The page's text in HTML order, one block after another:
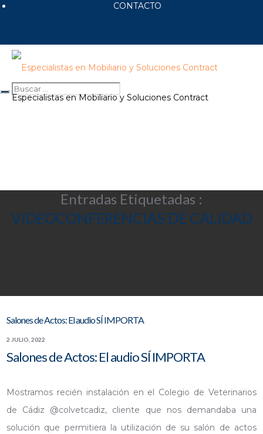
CONTACTO
Especialistas en Mobiliario y Soluciones Contract
Entradas Etiquetadas :
VIDEOCONFERENCIAS DE CALIDAD
Salones de Actos: El audio SÍ IMPORTA
2 JULIO, 2022
Salones de Actos: El audio SÍ IMPORTA
Mostramos recién instalación en el Colegio de Veterinarios
de Cádiz @colvetcadiz, cliente que nos demandaba una
solución que permitiera la utilización de su salón de actos